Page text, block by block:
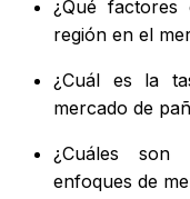
¿Qué
región en el
¿Cuál es la
mercado de
¿Cuáles son
enfoques de